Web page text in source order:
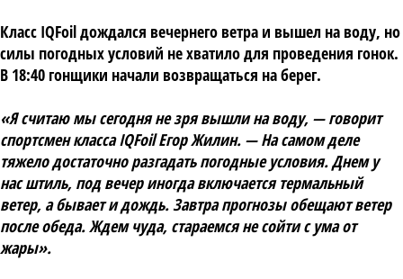
Класс IQFoil дождался вечернего ветра и вышел на воду, но
силы погодных условий не хватило для проведения гонок.
В 18:40 гонщики начали возвращаться на берег.
«Я считаю мы сегодня не зря вышли на воду, — говорит
спортсмен класса IQFoil Егор Жилин. — На самом деле
тяжело достаточно разгадать погодные условия. Днем у
нас штиль, под вечер иногда включается термальный
ветер, а бывает и дождь. Завтра прогнозы обещают ветер
после обеда. Ждем чуда, стараемся не сойти с ума от
жары».